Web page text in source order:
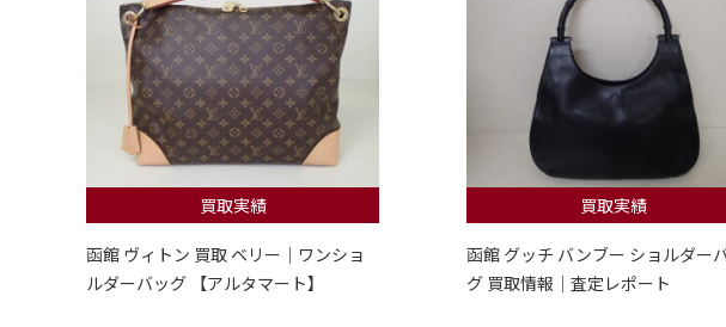
買取実績
函館 ヴィトン 買取 ベリー｜ワンショ
ルダーバッグ 【アルタマート】
買取実績
函館 グッチ バンブー ショルダー
グ 買取情報｜査定レポート